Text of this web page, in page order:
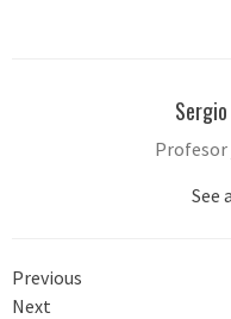
Profesor
See
Previous
Next